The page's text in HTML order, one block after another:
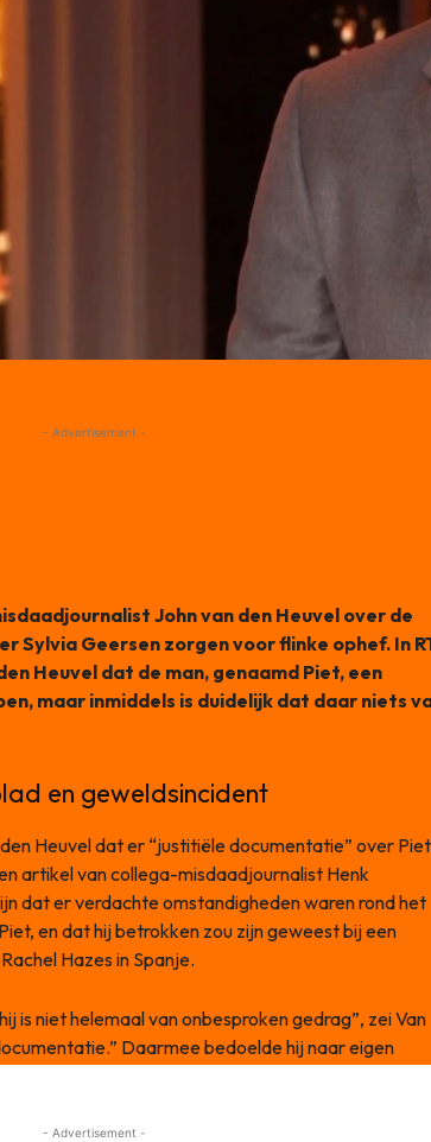
- Advertisement -
John van den Heuvel over de
Sylvia Geersen zorgen voor flinke ophef. In
Heuvel dat de man, genaamd Piet, een
maar inmiddels is duidelijk dat daar niets
en geweldsincident
Heuvel dat er “justitiële documentatie” over Piet
artikel van collega-misdaadjournalist Henk
dat er verdachte omstandigheden waren rond het
en dat hij betrokken zou zijn geweest bij een
Hazes in Spanje.
is niet helemaal van onbesproken gedrag”, zei Van
Daarmee bedoelde hij naar eigen
- Advertisement -